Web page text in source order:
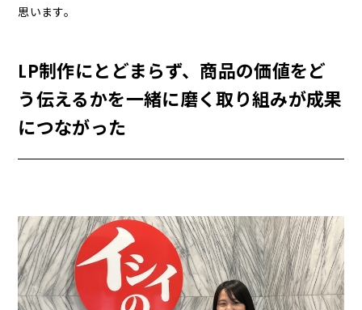
思います。
LP制作にとどまらず、商品の価値をど
う伝えるかを一緒に磨く取り組みが成果
につながった